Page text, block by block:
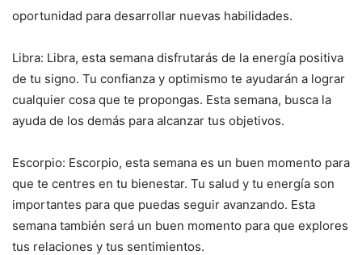
oportunidad para desarrollar nuevas habilidades.
Libra: Libra, esta semana disfrutarás de la energía positiva
de tu signo. Tu confianza y optimismo te ayudarán a lograr
cualquier cosa que te propongas. Esta semana, busca la
ayuda de los demás para alcanzar tus objetivos.
Escorpio: Escorpio, esta semana es un buen momento para
que te centres en tu bienestar. Tu salud y tu energía son
importantes para que puedas seguir avanzando. Esta
semana también será un buen momento para que explores
tus relaciones y tus sentimientos.